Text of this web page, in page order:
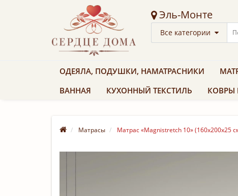
Эль-Монте
Все категории
ОДЕЯЛА, ПОДУШКИ, НАМАТРАСНИКИ
ВАННАЯ
КУХОННЫЙ ТЕКСТИЛЬ КОВРЫ
Матрасы Матрас «Magnistretch 10» (160х200х25